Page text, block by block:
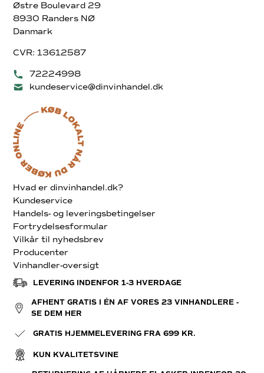
Østre Boulevard 29
8930 Randers NØ
Danmark
CVR: 13612587
72224998
kundeservice@dinvinhandel.dk
Hvad er dinvinhandel.dk?
Kundeservice
Handels- og leveringsbetingelser
Fortrydelsesformular
Vilkår til nyhedsbrev
Producenter
Vinhandler-oversigt
LEVERING INDENFOR 1-3 HVERDAGE
AFHENT GRATIS I ÉN AF VORES 23 VINHANDLERE -
SE DEM HER
GRATIS HJEMMELEVERING FRA 699 KR.
KUN KVALITETSVINE